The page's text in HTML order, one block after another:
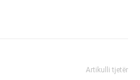
Artikulli tjetër